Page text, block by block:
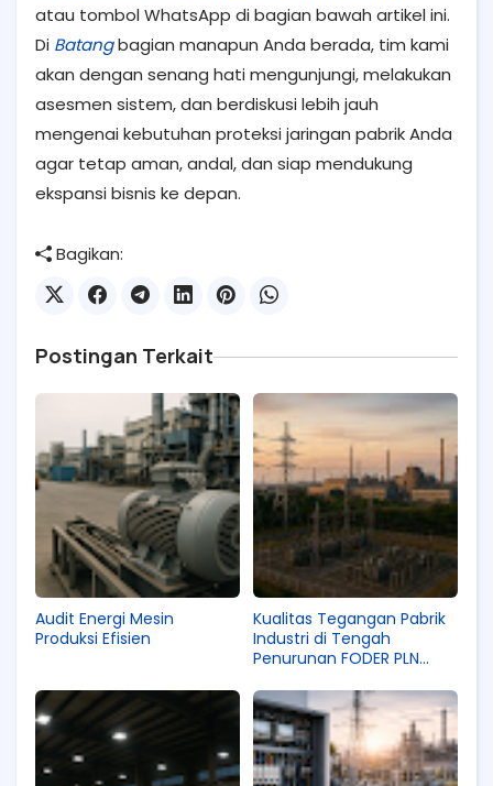
atau tombol WhatsApp di bagian bawah artikel ini.
Di Batangbagian manapun Anda berada, tim kami
akan dengan senang hati mengunjungi, melakukan
asesmen sistem, dan berdiskusi lebih jauh
mengenai kebutuhan proteksi jaringan pabrik Anda
agar tetap aman, andal, dan siap mendukung
ekspansi bisnis ke depan.
Bagikan:
Postingan Terkait
Audit Energi Mesin
Produksi Efisien
Kualitas Tegangan Pabrik
Industri di Tengah
Penurunan FODER PLN